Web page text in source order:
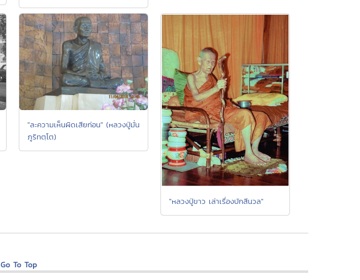
"ละความเห็นผิดเสียก่อน" (หลวงปู่มั่น
ภูริทตฺโต)
"หลวงปู่ขาว เล่าเรื่องบักสีนวล"
Go To Top